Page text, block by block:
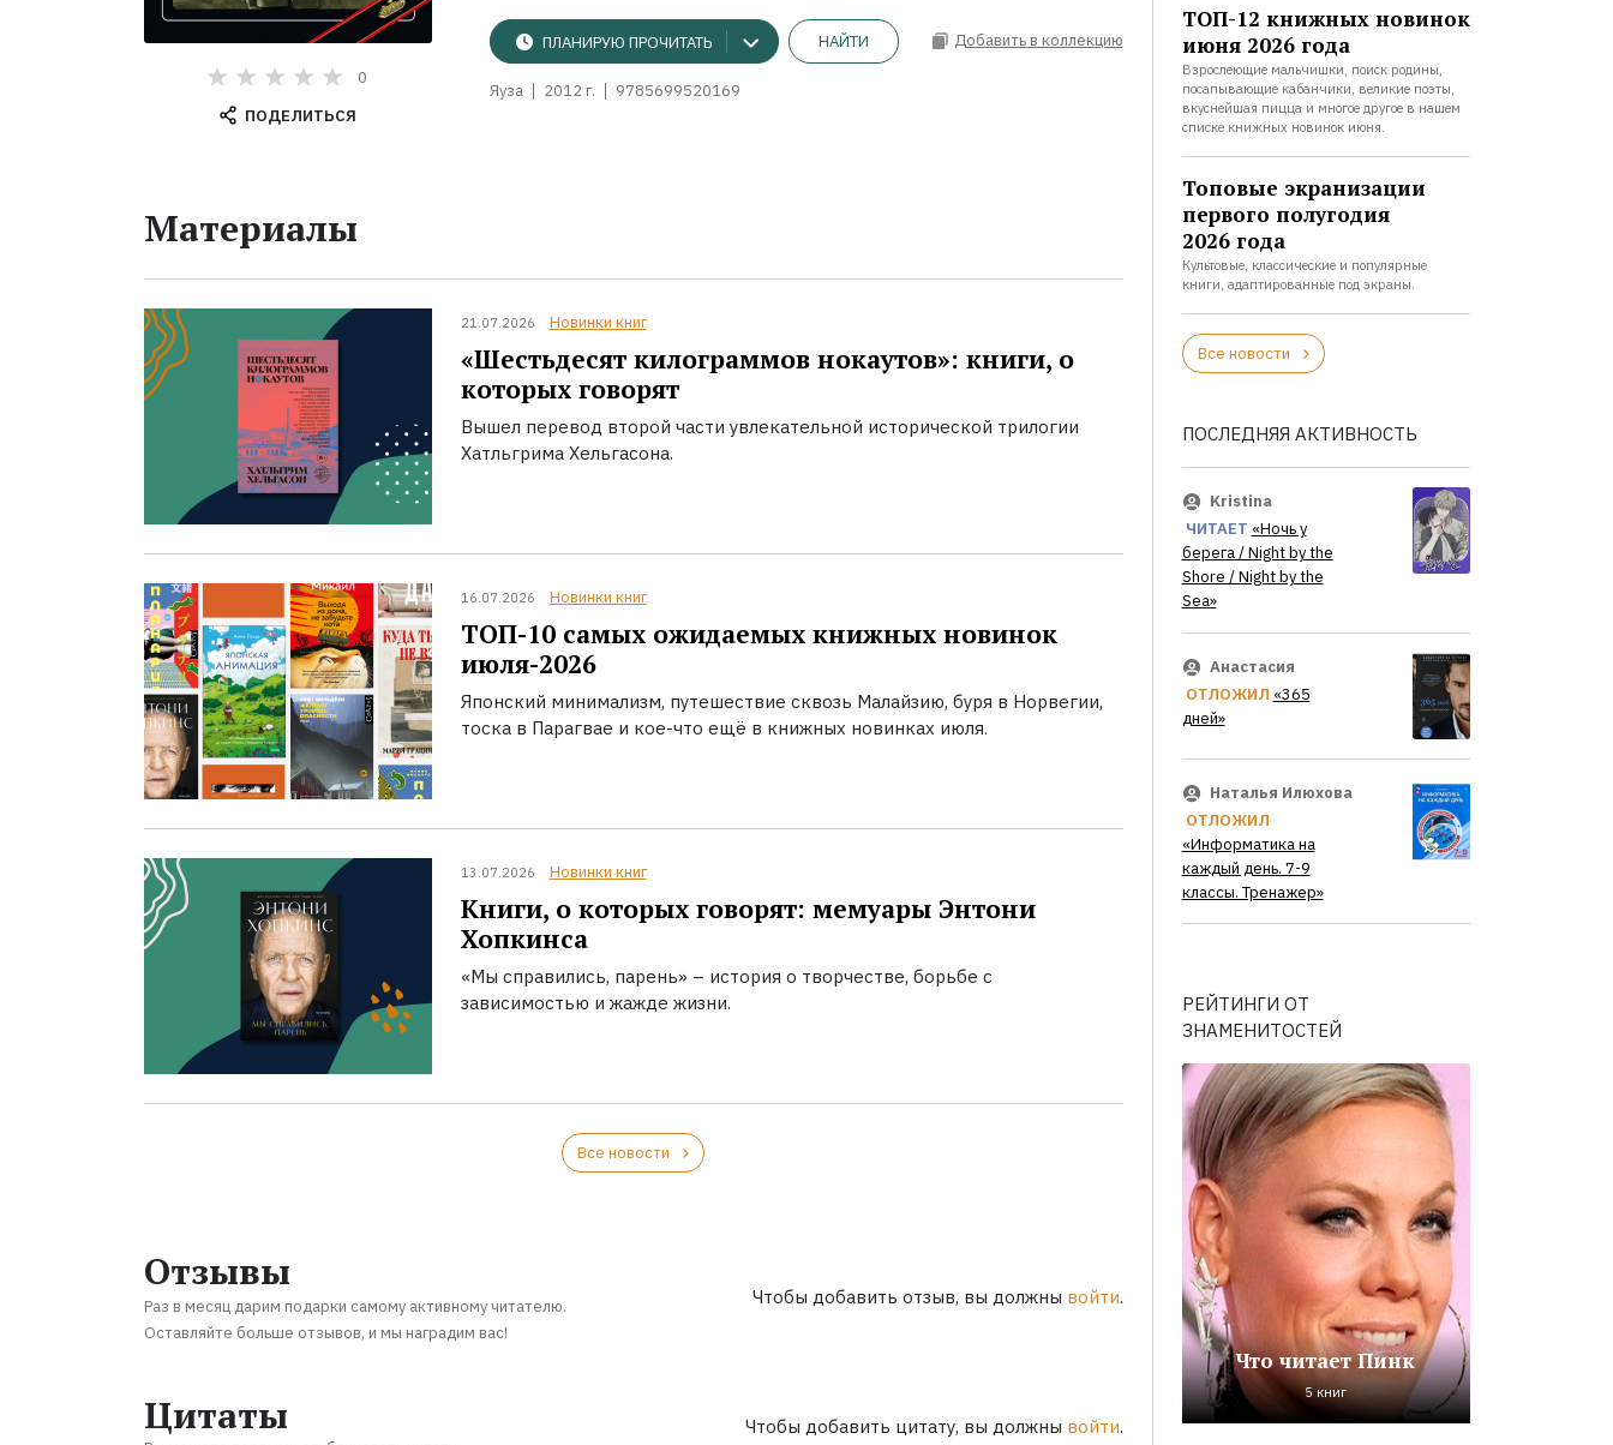
0
ПОДЕЛИТЬСЯ
ПЛАНИРУЮ ПРОЧИТАТЬ НАЙТИ Добавить в коллекцию
Яуза 2012 г. 9785699520169
Материалы
21.07.2026 Новинки книг
«Шестьдесят килограммов нокаутов»: книги, о
которых говорят
Вышел перевод второй части увлекательной исторической трилогии
Хатльгрима Хельгасона.
16.07.2026 Новинки книг
ТОП-10 самых ожидаемых книжных новинок
июля-2026
Японский минимализм, путешествие сквозь Малайзию, буря в Норвегии,
тоска в Парагвае и кое-что ещё в книжных новинках июля.
13.07.2026 Новинки книг
Книги, о которых говорят: мемуары Энтони
Хопкинса
«Мы справились, парень» – история о творчестве, борьбе с
зависимостью и жажде жизни.
Все новости
Отзывы
Раз в месяц дарим подарки самому активному читателю.
Оставляйте больше отзывов, и мы наградим вас!
Чтобы добавить отзыв, вы должны войти.
Цитаты Чтобы добавить цитату, вы должны войти.
ТОП-12 книжных новинок
июня 2026 года
Взрослеющие мальчишки, поиск родины,
посапывающие кабанчики, великие поэты,
вкуснейшая пицца и многое другое в нашем
списке книжных новинок июня.
Топовые экранизации
первого полугодия
2026 года
Культовые, классические и популярные
книги, адаптированные под экраны.
Все новости
ПОСЛЕДНЯЯ АКТИВНОСТЬ
Kristina
ЧИТАЕТ «Ночь у
берега / Night by the
Shore / Night by the
Sea»
Анастасия
ОТЛОЖИЛ «365
дней»
Наталья Илюхова
ОТЛОЖИЛ
«Информатика на
каждый день. 7-9
классы. Тренажер»
РЕЙТИНГИ ОТ
ЗНАМЕНИТОСТЕЙ
Что читает Пинк
5 книг